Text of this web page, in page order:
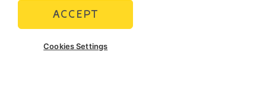
POLICIES
Termini e Condizioni
Cookies Settings
ACCEPT